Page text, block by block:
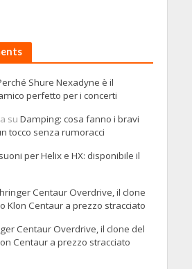
Shure Nexadyne è il
perfetto per i concerti
su Damping: cosa fanno i bravi
tocco senza rumoracci
per Helix e HX: disponibile il
Centaur Overdrive, il clone
Klon Centaur a prezzo stracciato
Centaur Overdrive, il clone del
Centaur a prezzo stracciato